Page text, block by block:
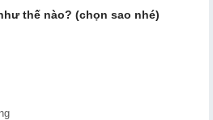
thế nào? (chọn sao nhé)